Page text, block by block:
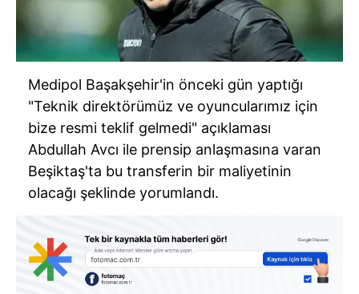
Medipol Başakşehir'in önceki gün yaptığı
"Teknik direktörümüz ve oyuncularımız için
bize resmi teklif gelmedi" açıklaması
Abdullah Avcı ile prensip anlaşmasına varan
Beşiktaş'ta bu transferin bir maliyetinin
olacağı şeklinde yorumlandı.